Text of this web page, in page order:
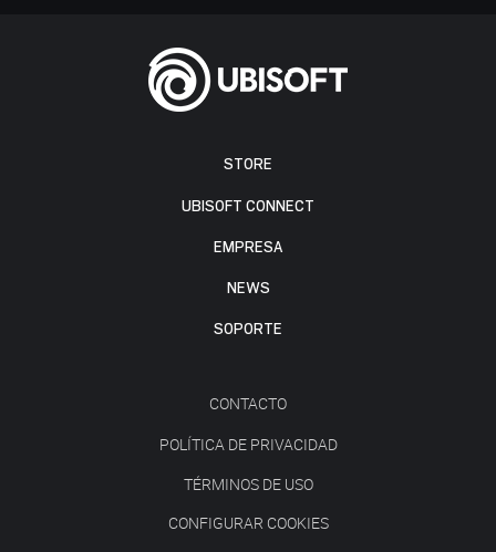
STORE
UBISOFT CONNECT
EMPRESA
NEWS
SOPORTE
CONTACTO
POLÍTICA DE PRIVACIDAD
TÉRMINOS DE USO
CONFIGURAR COOKIES